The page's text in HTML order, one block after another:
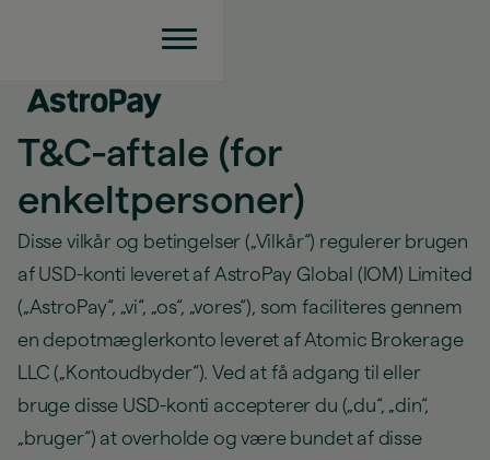
T&C-aftale (for
enkeltpersoner)
Disse vilkår og betingelser („Vilkår“) regulerer brugen
af USD-konti leveret af AstroPay Global (IOM) Limited
(„AstroPay“, „vi“, „os“, „vores“), som faciliteres gennem
en depotmæglerkonto leveret af Atomic Brokerage
LLC („Kontoudbyder“). Ved at få adgang til eller
bruge disse USD-konti accepterer du („du“, „din“,
„bruger“) at overholde og være bundet af disse